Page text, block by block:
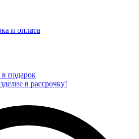
и оплата
в подарок
в рассрочку!